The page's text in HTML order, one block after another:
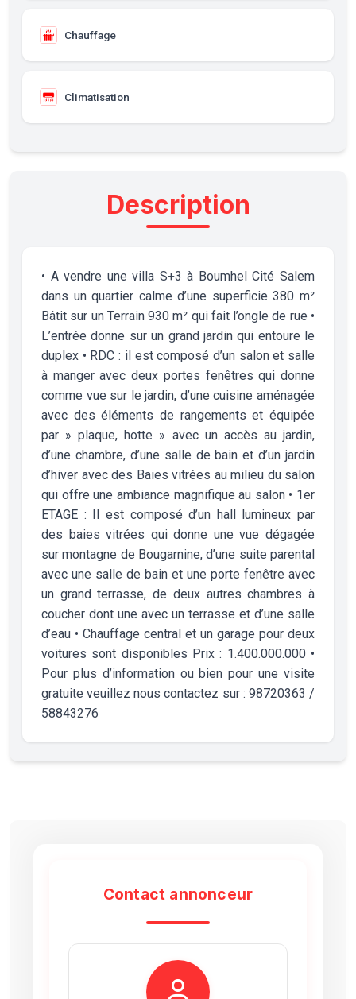
Chauffage
Climatisation
Description
• A vendre une villa S+3 à Boumhel Cité Salem
dans un quartier calme d’une superficie 380 m²
Bâtit sur un Terrain 930 m² qui fait l’ongle de rue •
L’entrée donne sur un grand jardin qui entoure le
duplex • RDC : il est composé d’un salon et salle
à manger avec deux portes fenêtres qui donne
comme vue sur le jardin, d’une cuisine aménagée
avec des éléments de rangements et équipée
par » plaque, hotte » avec un accès au jardin,
d’une chambre, d’une salle de bain et d’un jardin
d’hiver avec des Baies vitrées au milieu du salon
qui offre une ambiance magnifique au salon • 1er
ETAGE : Il est composé d’un hall lumineux par
des baies vitrées qui donne une vue dégagée
sur montagne de Bougarnine, d’une suite parental
avec une salle de bain et une porte fenêtre avec
un grand terrasse, de deux autres chambres à
coucher dont une avec un terrasse et d’une salle
d’eau • Chauffage central et un garage pour deux
voitures sont disponibles Prix : 1.400.000.000 •
Pour plus d’information ou bien pour une visite
gratuite veuillez nous contactez sur : 98720363 /
58843276
Contact annonceur